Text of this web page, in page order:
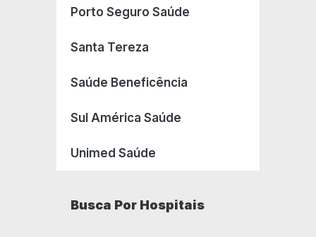
Porto Seguro Saúde
Santa Tereza
Saúde Beneficência
Sul América Saúde
Unimed Saúde
Busca Por Hospitais